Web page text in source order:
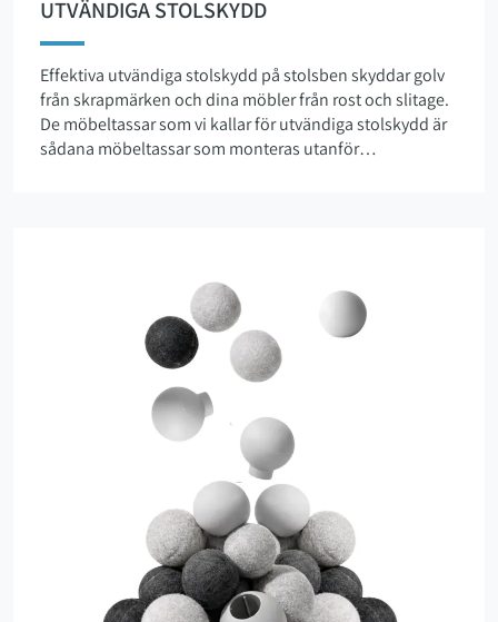
UTVÄNDIGA STOLSKYDD
Effektiva utvändiga stolskydd på stolsben skyddar golv
från skrapmärken och dina möbler från rost och slitage.
De möbeltassar som vi kallar för utvändiga stolskydd är
sådana möbeltassar som monteras utanför
och kan skydda ditt golv. Sedan 2012 har vi sålt
hundratusentals tassar till privatpersoner, företag och
industrin. Det är stor skillnad på tass och tass. Våra
möbeltassar håller en kvalitet som är helt i särklass i
jämförelse med många av de möbeltassar som finns hos
de stora kedjorna. Dels beror kvalitets skillnaderna på
en unik produktionsprocess. Vi arbetar idag ihop med
ett antal leverantörer i Sverige och i Europa. Tillsammans
har vi lång erfarenhet och löpande tar vi fram varianter
av nya möbeltass-produkter. Vårt mål är att kunna
erbjuda tassar för alla typer av behov, miljöer och
kunder. Vi välkomnar dig att prova och upptäcka
Möbeltassen.se.